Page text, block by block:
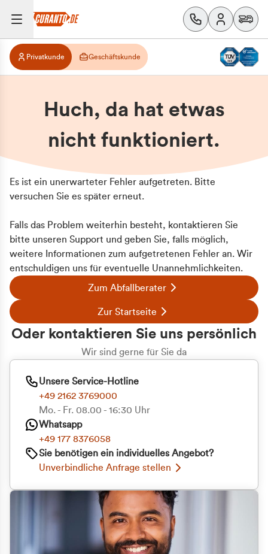
Privatkunde Geschäftskunde
Huch, da hat etwas
nicht funktioniert.
Es ist ein unerwarteter Fehler aufgetreten. Bitte
versuchen Sie es später erneut.
Falls das Problem weiterhin besteht, kontaktieren Sie
bitte unseren Support und geben Sie, falls möglich,
weitere Informationen zum aufgetretenen Fehler an. Wir
entschuldigen uns für eventuelle Unannehmlichkeiten.
Zum Abfallberater
Zur Startseite
Oder kontaktieren Sie uns persönlich
Wir sind gerne für Sie da
Unsere Service-Hotline
+49 2162 3769000
Mo. - Fr. 08.00 - 16:30 Uhr
Whatsapp
+49 177 8376058
Sie benötigen ein individuelles Angebot?
Unverbindliche Anfrage stellen